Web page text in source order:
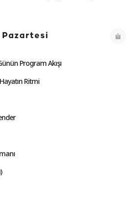
Pazartesi
Program Akışı
Ritmi